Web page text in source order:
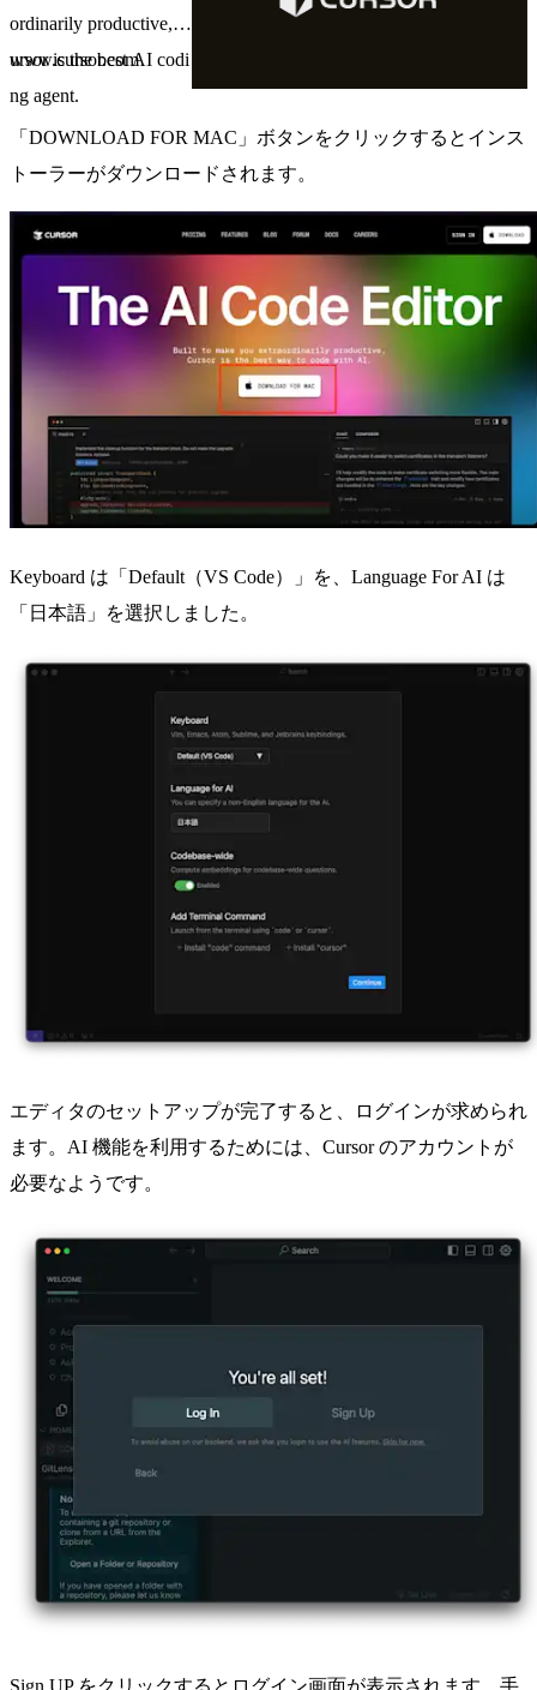
ordinarily productive, C
ursor is the best AI codi
ng agent.
www.cursor.com
「DOWNLOAD FOR MAC」ボタンをクリックするとインス
トーラーがダウンロードされます。
Keyboard は「Default（VS Code）」を、Language For AI は
「日本語」を選択しました。
エディタのセットアップが完了すると、ログインが求められ
ます。AI 機能を利用するためには、Cursor のアカウントが
必要なようです。
Sign UP をクリックするとログイン画面が表示されます。手